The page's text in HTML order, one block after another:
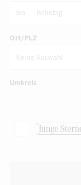
bis
Ort/PLZ
Umkreis